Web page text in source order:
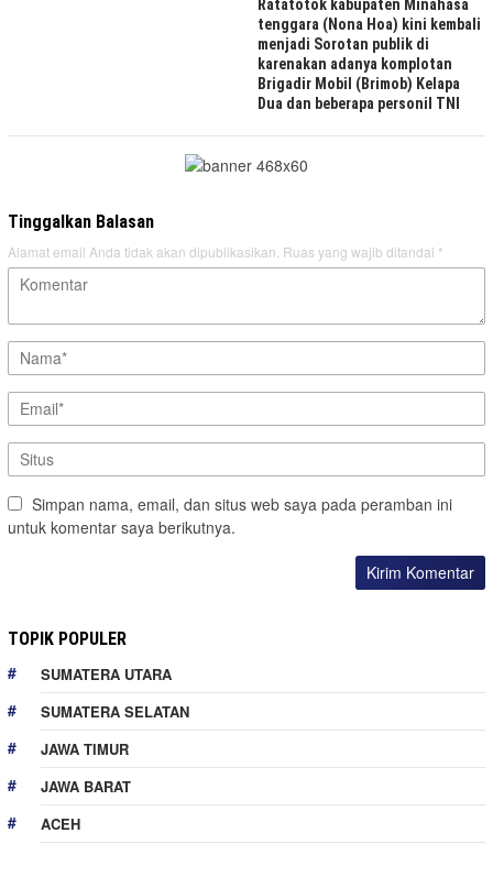
Ratatotok kabupaten Minahasa
tenggara (Nona Hoa) kini kembali
menjadi Sorotan publik di
karenakan adanya komplotan
Brigadir Mobil (Brimob) Kelapa
Dua dan beberapa personil TNI
Tinggalkan Balasan
Alamat email Anda tidak akan dipublikasikan. Ruas yang wajib ditandai *
Simpan nama, email, dan situs web saya pada peramban ini
untuk komentar saya berikutnya.
TOPIK POPULER
SUMATERA UTARA
SUMATERA SELATAN
JAWA TIMUR
JAWA BARAT
ACEH